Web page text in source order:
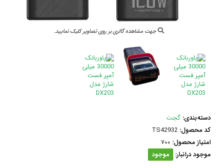
جهت مشاهده گالری بر روی تصاویر کلیک نمایید.
دسته‌بندی: گجت
کد محصول: TS42932
امتیاز محصول: 700
موجود درانبار:
موجود